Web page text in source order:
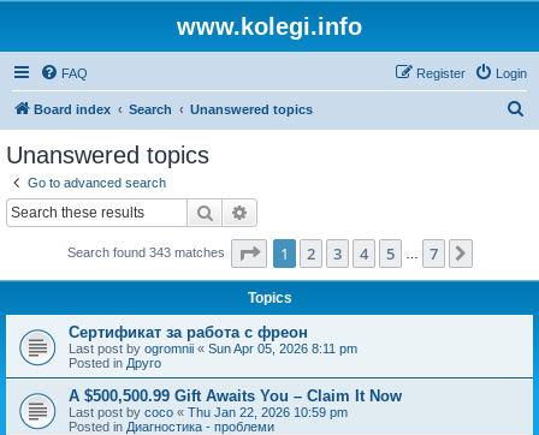
www.kolegi.info
FAQ Login
Register
Board index Search Unanswered topics
Unanswered topics
Go to advanced search
Search
Search found 343 matches Page 1of 7
1 2 3 4 5 7
Topics
Сертификат за работа с фреон
Last post by ogromnii « Sun Apr 05, 2026 8:11 pm
Posted in Друго
A $500,500.99 Gift Awaits You – Claim It Now
Last post by coco « Thu Jan 22, 2026 10:59 pm
Posted in Диагностика - проблеми